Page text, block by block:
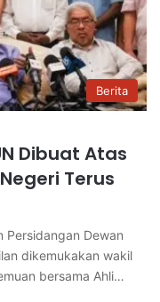
Berita
Dibuat Atas
Terus
Persidangan Dewan
dikemukakan wakil
bersama Ahli…